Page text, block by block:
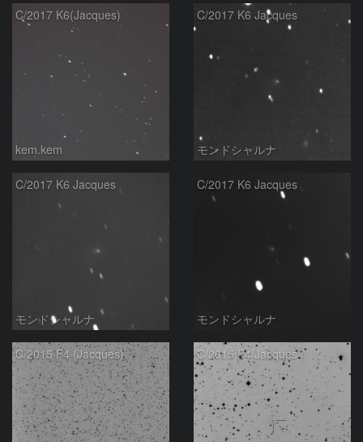
C/2017 K6(Jacques)
kem.kem
C/2017 K6 Jacques
モンドシャルナ
C/2017 K6 Jacques
モンドシャルナ
C/2017 K6 Jacques
モンドシャルナ
C/2015 F4 (Jacques) C/2015 F4/Jacques